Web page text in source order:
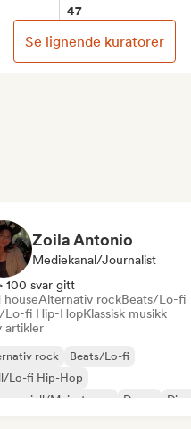
47
Se lignende kuratorer
Zoila Antonio
Mediekanal/journalist
100 svar gitt
houseAlternativ rockBeats/Lo-fi
Lo-fi Hip-HopKlassisk musikk
artikler
rock
Beats/Lo-fi
Lo-fi Hip-Hop
Mainstream
Dance
Disco